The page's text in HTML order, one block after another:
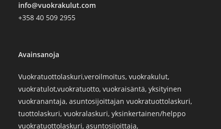
info@vuokrakulut.com
+358 40 509 2955
Avainsanoja
Vuokratuottolaskuri,veroilmoitus, vuokrakulut,
vuokratulot,vuokratuotto, vuokraisäntä, yksityinen
vuokranantaja, asuntosijoittajan vuokratuottolaskuri,
tuottolaskuri, vuokralaskuri, yksinkertainen/helppo
vuokratuottolaskuri, asuntosijoittaja,